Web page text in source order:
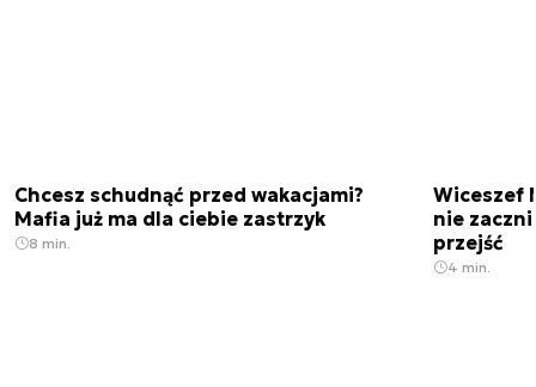
Chcesz schudnąć przed wakacjami?
Mafia już ma dla ciebie zastrzyk
8 min.
Wiceszef
nie
przejść
4 min.